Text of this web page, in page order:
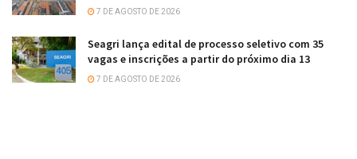
7 DE AGOSTO DE 2026
Seagri lança edital de processo seletivo com 35
vagas e inscrições a partir do próximo dia 13
7 DE AGOSTO DE 2026